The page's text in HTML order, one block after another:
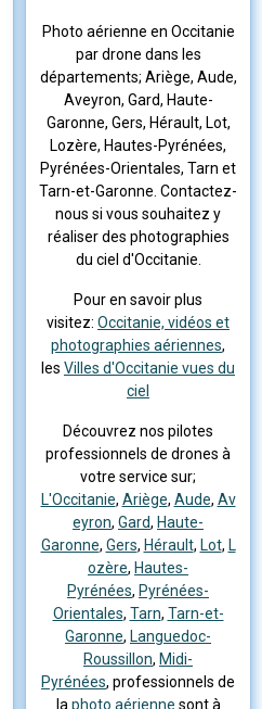
Photo aérienne en Occitanie
par drone dans les
départements; Ariège, Aude,
Aveyron, Gard, Haute-
Garonne, Gers, Hérault, Lot,
Lozère, Hautes-Pyrénées,
Pyrénées-Orientales, Tarn et
Tarn-et-Garonne. Contactez-
nous si vous souhaitez y
réaliser des photographies
du ciel d'Occitanie.
Pour en savoir plus
visitez: Occitanie, vidéos et
photographies aériennes,
les Villes d'Occitanie vues du
ciel
Découvrez nos pilotes
professionnels de drones à
votre service sur;
L'Occitanie, Ariège, Aude, Av
eyron, Gard, Haute-
Garonne, Gers, Hérault, Lot, L
ozère, Hautes-
Pyrénées, Pyrénées-
Orientales, Tarn, Tarn-et-
Garonne, Languedoc-
Roussillon, Midi-
Pyrénées, professionnels de
la photo aérienne sont à